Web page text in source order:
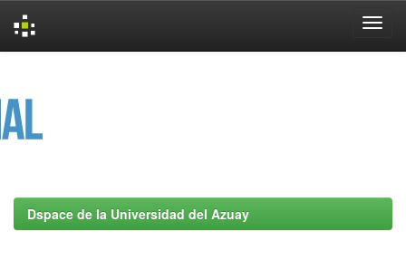
Dspace de la Universidad del Azuay